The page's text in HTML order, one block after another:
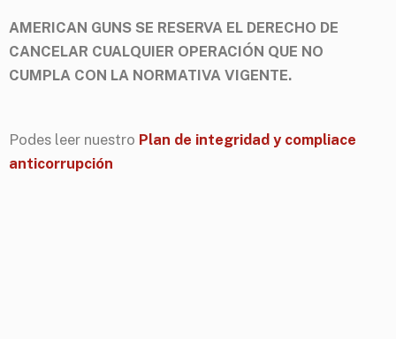
AMERICAN GUNS SE RESERVA EL DERECHO DE
CANCELAR CUALQUIER OPERACIÓN QUE NO
CUMPLA CON LA NORMATIVA VIGENTE.
Podes leer nuestro Plan de integridad y compliace
anticorrupción